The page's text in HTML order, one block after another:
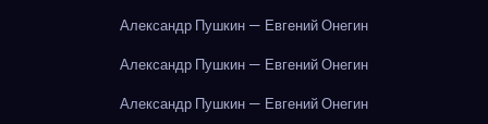
Александр Пушкин — Евгений Онегин
Александр Пушкин — Евгений Онегин
Александр Пушкин — Евгений Онегин